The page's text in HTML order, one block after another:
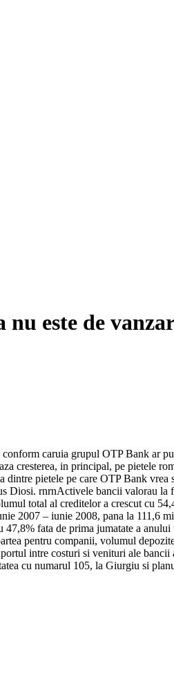
este de
caruia grupul OTP Bank ar
cresterea, in principal, pe pietele
pietele pe care OTP Bank
Diosi. rnrnActivele bancii valorau
total al creditelor a crescut cu
2007 – iunie 2008, pana la 111,6
fata de prima jumatate a
pentru companii, volumul
intre costuri si venituri ale
cu numarul 105, la Giurgiu si